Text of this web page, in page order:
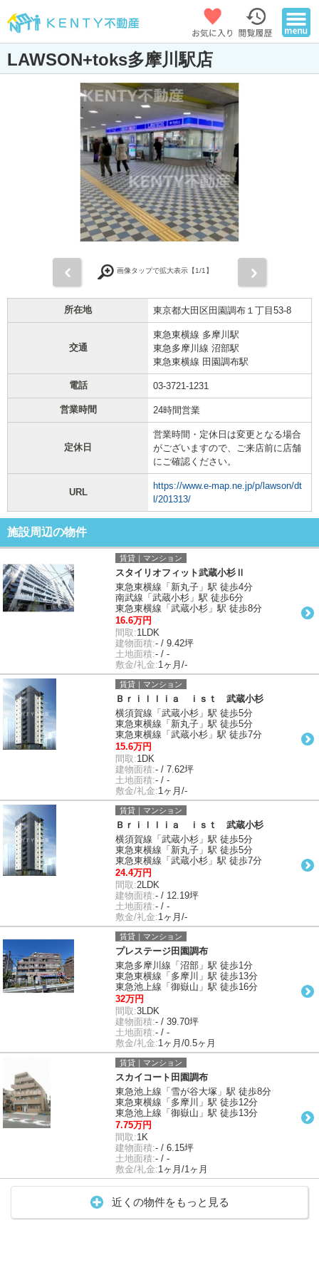
LAWSON+toks多摩川駅店
画像タップで拡大表示【1/1】
所在地 東京都大田区田園調布１丁目53-8
交通
東急東横線 多摩川駅
東急多摩川線 沼部駅
東急東横線 田園調布駅
電話 03-3721-1231
営業時間 24時間営業
定休日
営業時間・定休日は変更となる場合
がございますので、ご来店前に店舗
にご確認ください。
URL
https://www.e-map.ne.jp/p/lawson/dt
l/201313/
施設周辺の物件
賃貸｜マンション
スタイリオフィット武蔵小杉Ⅱ
東急東横線「新丸子」駅 徒歩4分
南武線「武蔵小杉」駅 徒歩6分
東急東横線「武蔵小杉」駅 徒歩8分
16.6万円
間取:1LDK
建物面積:- / 9.42坪
土地面積:- / -
敷金/礼金:1ヶ月/-
賃貸｜マンション
Ｂｒｉｌｌｉａ ｉｓｔ 武蔵小杉
横須賀線「武蔵小杉」駅 徒歩5分
東急東横線「新丸子」駅 徒歩5分
東急東横線「武蔵小杉」駅 徒歩7分
15.6万円
間取:1DK
建物面積:- / 7.62坪
土地面積:- / -
敷金/礼金:1ヶ月/-
賃貸｜マンション
Ｂｒｉｌｌｉａ ｉｓｔ 武蔵小杉
横須賀線「武蔵小杉」駅 徒歩5分
東急東横線「新丸子」駅 徒歩5分
東急東横線「武蔵小杉」駅 徒歩7分
24.4万円
間取:2LDK
建物面積:- / 12.19坪
土地面積:- / -
敷金/礼金:1ヶ月/-
賃貸｜マンション
プレステージ田園調布
東急多摩川線「沼部」駅 徒歩1分
東急東横線「多摩川」駅 徒歩13分
東急池上線「御嶽山」駅 徒歩16分
32万円
間取:3LDK
建物面積:- / 39.70坪
土地面積:- / -
敷金/礼金:1ヶ月/0.5ヶ月
賃貸｜マンション
スカイコート田園調布
東急池上線「雪が谷大塚」駅 徒歩8分
東急東横線「多摩川」駅 徒歩12分
東急池上線「御嶽山」駅 徒歩13分
7.75万円
間取:1K
建物面積:- / 6.15坪
土地面積:- / -
敷金/礼金:1ヶ月/1ヶ月
近くの物件をもっと見る